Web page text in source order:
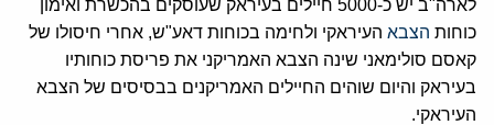
לארה"ב יש כ-5000 חיילים בעיראק שעוסקים בהכשרת ואימון
כוחות הצבא העיראקי ולחימה בכוחות דאע"ש, אחרי חיסולו של
קאסם סולימאני שינה הצבא האמריקני את פריסת כוחותיו
בעיראק והיום שוהים החיילים האמריקנים בבסיסים של הצבא
העיראקי.